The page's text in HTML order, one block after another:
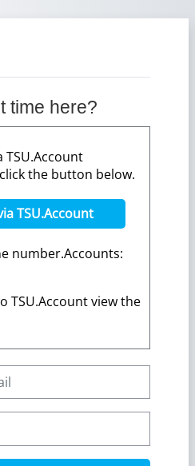
time here?
TSU.Account
the button below.
TSU.Account
number.Accounts:
TSU.Account view the